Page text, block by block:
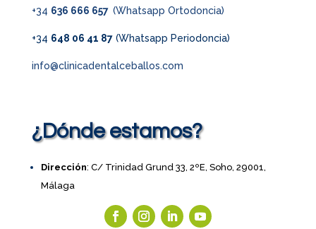
+34 636 666 657 (Whatsapp Ortodoncia)
+34 648 06 41 87(Whatsapp Periodoncia)
info@clinicadentalceballos.com
¿Dónde estamos?
Dirección: C/ Trinidad Grund 33, 2ºE, Soho, 29001,
Málaga